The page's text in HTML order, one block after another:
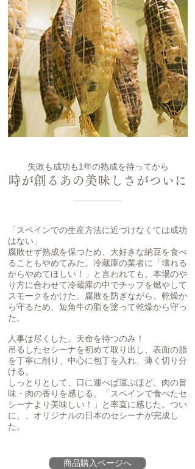
失敗も成功も1年の熟成を待ってから
時が創るあの美味しさがついに
「スペインでの生産方法に近づけなくては成功
はない」
腐敗せず熟成を保つため、大好きな納豆を食べ
ることもやめてみた。冷蔵庫の業者に「壊れる
からやめてほしい！」と言われても、本場のや
り方に合わせて冷蔵庫の中でチップを燃やして
スモークをかけた。腐敗を防ぎながら、乾燥か
ら守るため、短角牛の脂を塗って乾燥から守っ
た。
人事は尽くした。天命を待つのみ！
吊るしたセシーナを初めて取り出し、表面の脂
を丁寧に削り、中心に包丁を入れ、薄く切り分
ける。
しっとりとして、口に運べば運ぶほど、肉の旨
味・肉の香りを感じる。「スペインで食べたセ
シーナより美味しい！」と率直に感じた。つい
に、、オリジナルの日本のセシーナが完成し
た。
商品購入ページへ